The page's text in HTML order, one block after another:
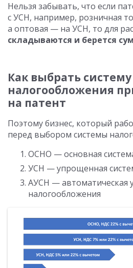
Нельзя забывать, что если
с УСН, например, розничная
а оптовая — на УСН, то для
складываются и берется
Как выбрать систему
налогообложения
на патент
Поэтому бизнес, который
перед выбором системы
ОСНО — основная
УСН — упрощенная
АУСН — автоматическая
налогообложения